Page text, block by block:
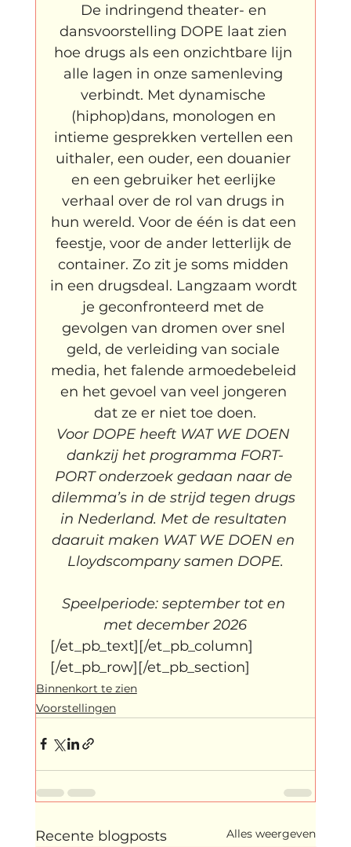
De indringend theater- en
dansvoorstelling DOPE laat zien
hoe drugs als een onzichtbare lijn
alle lagen in onze samenleving
verbindt. Met dynamische
(hiphop)dans, monologen en
intieme gesprekken vertellen een
uithaler, een ouder, een douanier
en een gebruiker het eerlijke
verhaal over de rol van drugs in
hun wereld. Voor de één is dat een
feestje, voor de ander letterlijk de
container. Zo zit je soms midden
in een drugsdeal. Langzaam wordt
je geconfronteerd met de
gevolgen van dromen over snel
geld, de verleiding van sociale
media, het falende armoedebeleid
en het gevoel van veel jongeren
dat ze er niet toe doen.
Voor DOPE heeft WAT WE DOEN
dankzij het programma FORT-
PORT onderzoek gedaan naar de
dilemma’s in de strijd tegen drugs
in Nederland. Met de resultaten
daaruit maken WAT WE DOEN en
Lloydscompany samen DOPE.
Speelperiode: september tot en
met december 2026
[/et_pb_text][/et_pb_column]
[/et_pb_row][/et_pb_section]
Binnenkort te zien
Voorstellingen
Recente blogposts Alles weergeven